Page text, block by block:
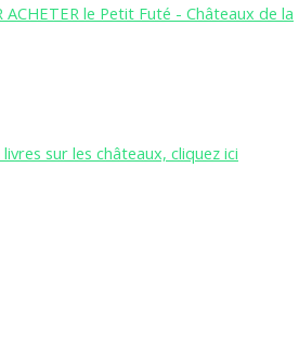
ACHETER le Petit Futé - Châteaux de la
sur les châteaux, cliquez ici